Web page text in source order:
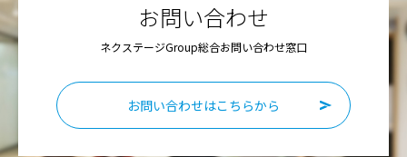
お問い合わせ
ネクステージGroup総合お問い合わせ窓口
お問い合わせはこちらから